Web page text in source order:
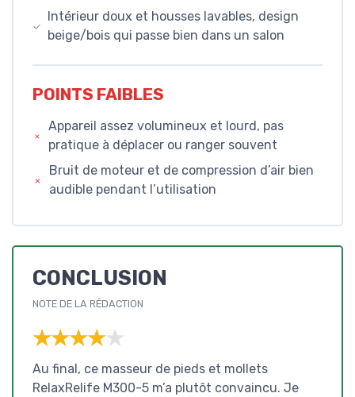
Intérieur doux et housses lavables, design
beige/bois qui passe bien dans un salon
POINTS FAIBLES
Appareil assez volumineux et lourd, pas
pratique à déplacer ou ranger souvent
Bruit de moteur et de compression d’air bien
audible pendant l’utilisation
CONCLUSION
NOTE DE LA RÉDACTION
★★★★★
★★★★★
Au final, ce masseur de pieds et mollets
RelaxRelife M300-5 m’a plutôt convaincu. Je